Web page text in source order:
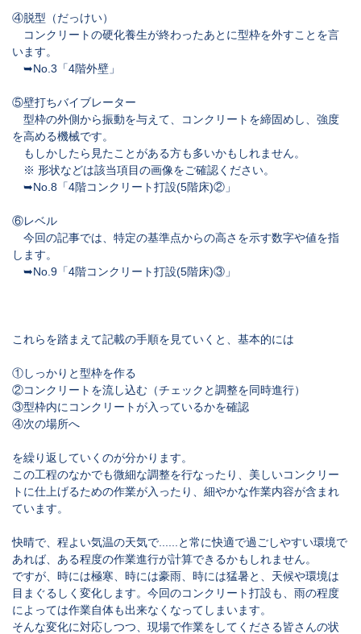
④脱型（だっけい）
コンクリートの硬化養生が終わったあとに型枠を外すことを言
います。
➥No.3「4階外壁」
⑤壁打ちバイブレーター
型枠の外側から振動を与えて、コンクリートを締固めし、強度
を高める機械です。
もしかしたら見たことがある方も多いかもしれません。
※ 形状などは該当項目の画像をご確認ください。
➥No.8「4階コンクリート打設(5階床)②」
⑥レベル
今回の記事では、特定の基準点からの高さを示す数字や値を指
します。
➥No.9「4階コンクリート打設(5階床)③」
これらを踏まえて記載の手順を見ていくと、基本的には
①しっかりと型枠を作る
②コンクリートを流し込む（チェックと調整を同時進行）
③型枠内にコンクリートが入っているかを確認
④次の場所へ
を繰り返していくのが分かります。
この工程のなかでも微細な調整を行なったり、美しいコンクリー
トに仕上げるための作業が入ったり、細やかな作業内容が含まれ
ています。
快晴で、程よい気温の天気で......と常に快適で過ごしやすい環境で
あれば、ある程度の作業進行が計算できるかもしれません。
ですが、時には極寒、時には豪雨、時には猛暑と、天候や環境は
目まぐるしく変化します。今回のコンクリート打設も、雨の程度
によっては作業自体も出来なくなってしまいます。
そんな変化に対応しつつ、現場で作業をしてくださる皆さんの状